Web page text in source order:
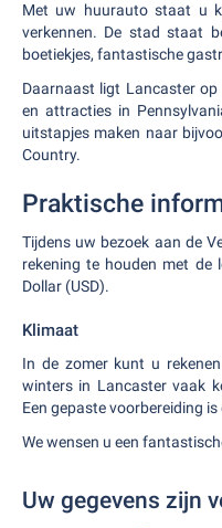
Met uw huurauto staat u
verkennen. De stad staat
boetiekjes, fantastische
Daarnaast ligt Lancaster op
en attracties in
uitstapjes maken naar
Country.
Praktische
Tijdens uw bezoek aan de
rekening te houden met de
Dollar (USD).
Klimaat
In de zomer kunt u
winters in Lancaster vaak
Een gepaste voorbereiding
We wensen u een
Uw gegevens zijn